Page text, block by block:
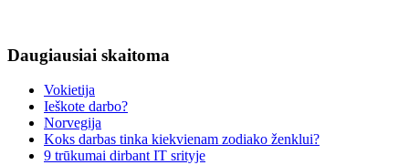
Daugiausiai skaitoma
Vokietija
Ieškote darbo?
Norvegija
Koks darbas tinka kiekvienam zodiako ženklui?
9 trūkumai dirbant IT srityje